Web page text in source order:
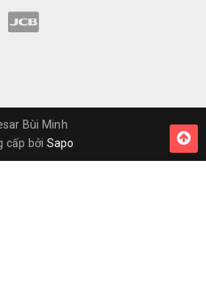
Bùi Minh
cấp bởi Sapo